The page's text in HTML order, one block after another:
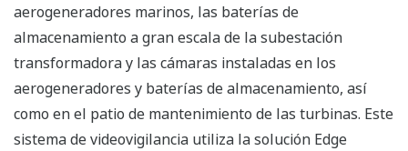
aerogeneradores marinos, las baterías de
almacenamiento a gran escala de la subestación
transformadora y las cámaras instaladas en los
aerogeneradores y baterías de almacenamiento, así
como en el patio de mantenimiento de las turbinas. Este
sistema de videovigilancia utiliza la solución Edge